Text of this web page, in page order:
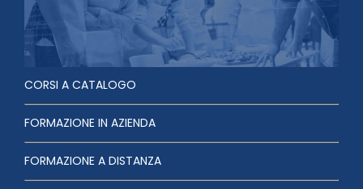
CORSI A CATALOGO
FORMAZIONE IN AZIENDA
FORMAZIONE A DISTANZA